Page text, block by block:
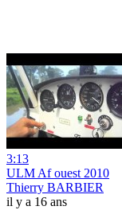
3:13
ULM Af ouest 2010
Thierry BARBIER
il y a 16 ans